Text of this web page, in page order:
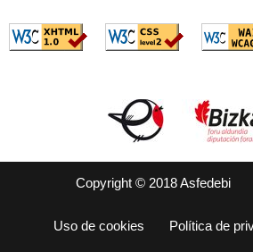
Copyright © 2018 Asfedebi
Uso de cookies Política de